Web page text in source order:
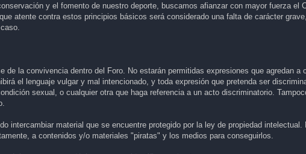
y el fomento de nuestro deporte, buscamos afianzar con mayor fuerza el
atente contra estos principios básicos será considerado una falta de carácter
de la convivencia dentro del Foro. No estarán permitidas expresiones que agredan a
el lenguaje vulgar y mal intencionado, y toda expresión que pretenda ser
sexual, o cualquier otra que haga referencia a un acto discriminatorio.
intercambiar material que se encuentre protegido por la ley de propiedad
a contenidos y/o materiales "piratas" y los medios para conseguirlos.